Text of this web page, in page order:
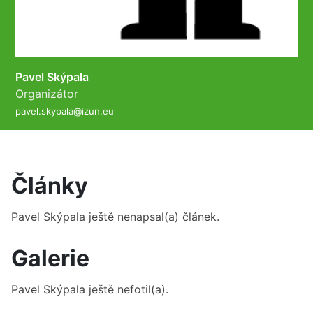
Pavel Skýpala
Organizátor
pavel.skypala@izun.eu
Články
Pavel Skýpala ještě nenapsal(a) článek.
Galerie
Pavel Skýpala ještě nefotil(a).